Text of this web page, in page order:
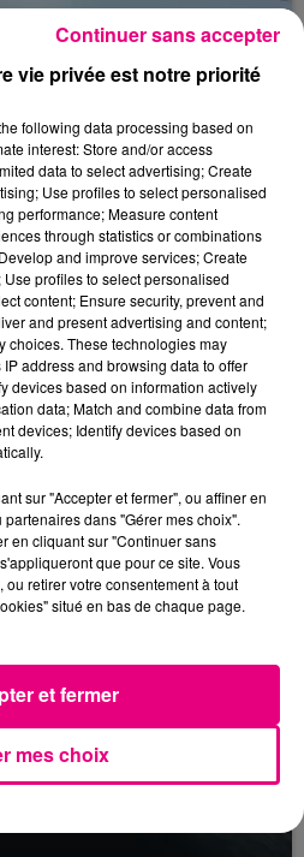
perturbée dans le
vie privée est notre priorité
following data processing based on
interest: Store and/or access
data to select advertising; Create
Use profiles to select personalised
performance; Measure content
through statistics or combinations
and improve services; Create
profiles to select personalised
content; Ensure security, prevent and
and present advertising and content;
choices. These technologies may
address and browsing data to offer
devices based on information actively
data; Match and combine data from
devices; Identify devices based on
sur "Accepter et fermer", ou affiner en
dans "Gérer mes choix".
en cliquant sur "Continuer sans
que pour ce site. Vous
retirer votre consentement à tout
situé en bas de chaque page.
mes choix
et fermer
Continuer sans accepter